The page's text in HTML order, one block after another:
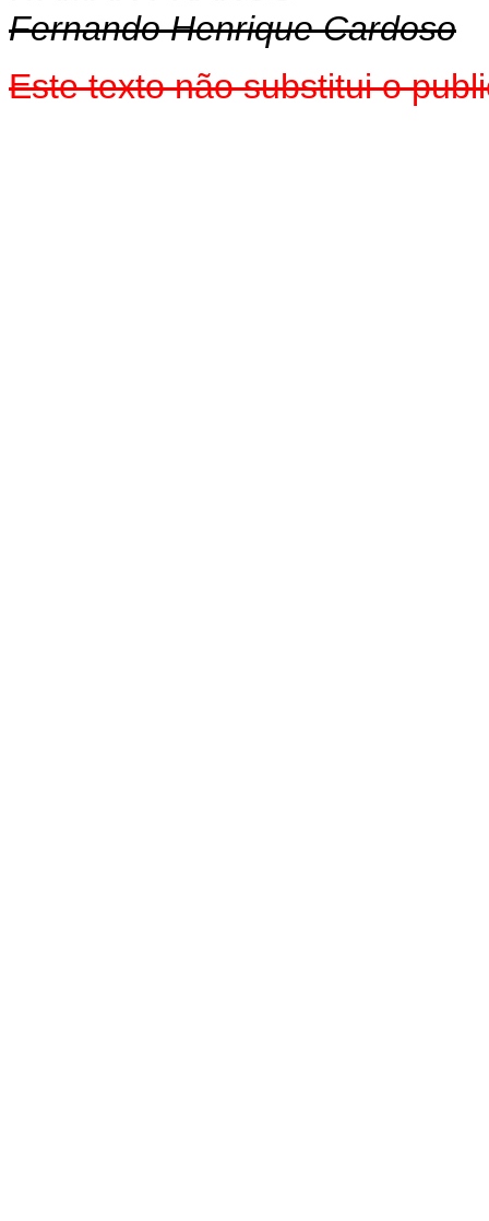
Fernando Henrique Cardoso
Este texto não substitui o